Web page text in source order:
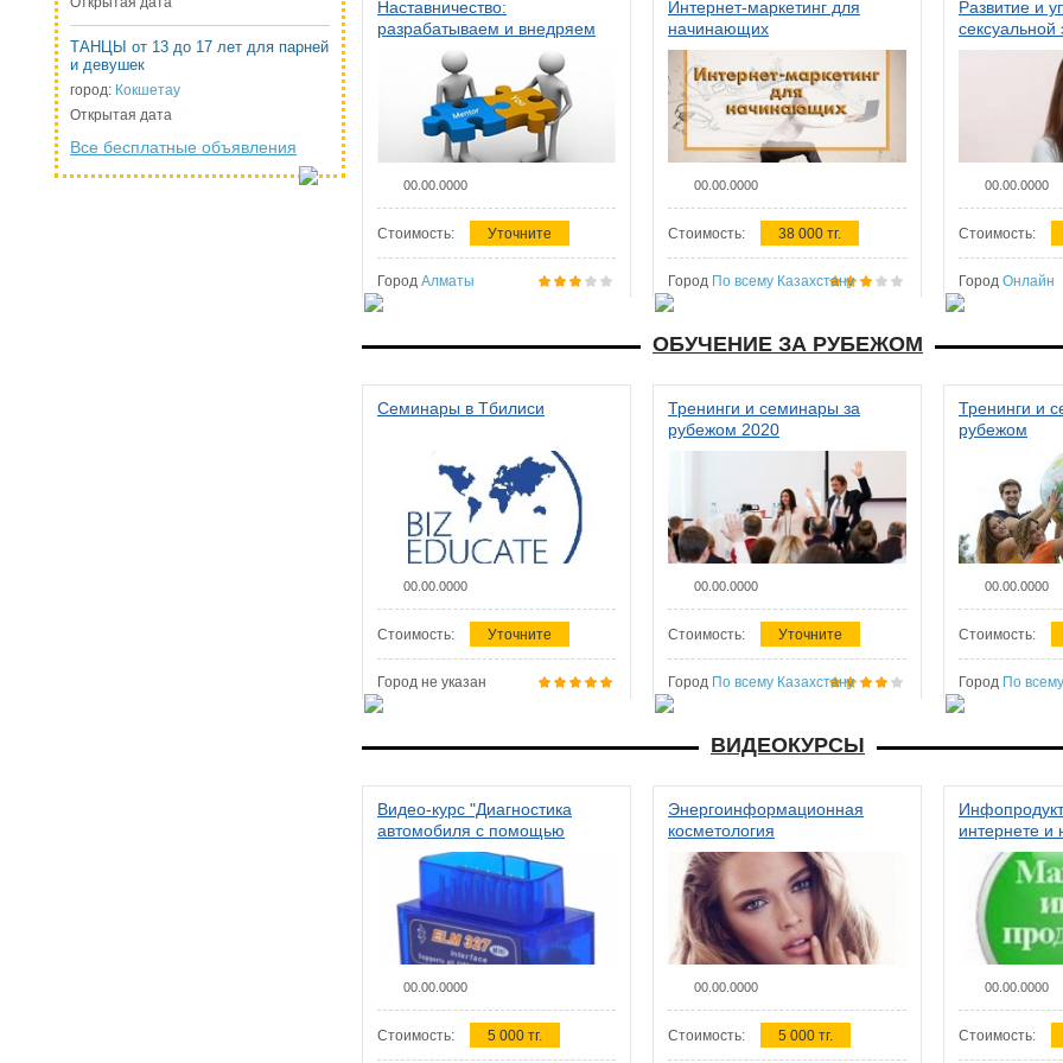
ТАНЦЫ от 13 до 17 лет для парней
и девушек
город: Кокшетау
Открытая дата
Все бесплатные объявления
Наставничество:
разрабатываем и внедряем
систему наставничества в
организации
00.00.0000
Стоимость: Уточните
Город Алматы
Интернет-маркетинг для
начинающих
00.00.0000
Стоимость: 38 000 тг.
Город По всему Казахстану
Развитие и
сексуальной
женщин
00.00.0000
Стоимость:
Город Онлайн
ОБУЧЕНИЕ ЗА РУБЕЖОМ
Семинары в Тбилиси
00.00.0000
Стоимость: Уточните
Город не указан
Тренинги и семинары за
рубежом 2020
00.00.0000
Стоимость: Уточните
Город По всему Казахстану
Тренинги и
рубежом
00.00.0000
Стоимость:
Город По
ВИДЕОКУРСЫ
Видео-курс "Диагностика
автомобиля с помощью
сканера ELM 327"
00.00.0000
Стоимость: 5 000 тг.
Энергоинформационная
косметология
00.00.0000
Стоимость: 5 000 тг.
интернете и
00.00.0000
Стоимость: